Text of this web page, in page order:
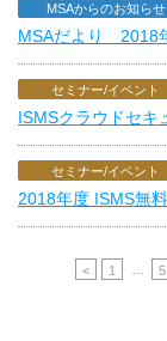
MSAからのお知らせ
MSAだより 2018
セミナー/イベント
ISMSクラウドセキ
セミナー/イベント
2018年度 ISMS無
< 1 5